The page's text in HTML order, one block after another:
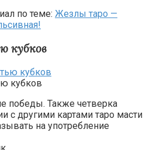
по теме: Жезлы таро —
кубков
кубков
победы. Также четверка
с другими картами таро масти
на употребление